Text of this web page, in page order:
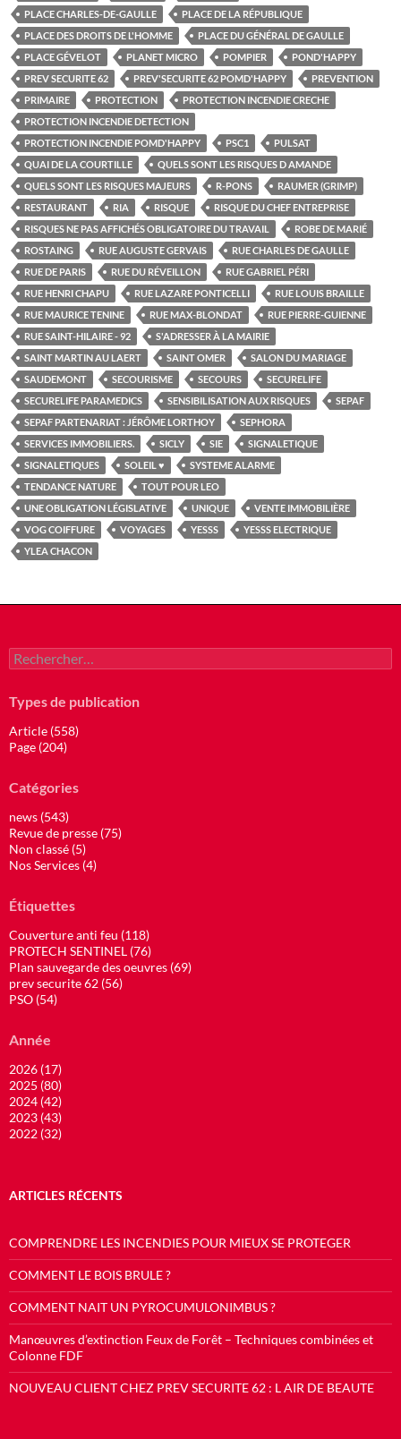
PLACE CHARLES-DE-GAULLE
PLACE DE LA RÉPUBLIQUE
PLACE DES DROITS DE L'HOMME
PLACE DU GÉNÉRAL DE GAULLE
PLACE GÉVELOT
PLANET MICRO POMPIER
POND'HAPPY
PREV SECURITE 62
PREV'SECURITE 62 POMD'HAPPY
PREVENTION
PRIMAIRE
PROTECTION
PROTECTION INCENDIE CRECHE
PROTECTION INCENDIE DETECTION
PROTECTION INCENDIE POMD'HAPPY
PSC1
PULSAT
QUAI DE LA COURTILLE
QUELS SONT LES RISQUES D AMANDE
QUELS SONT LES RISQUES MAJEURS
R-PONS
RAUMER (GRIMP)
RESTAURANT
RIA RISQUE
RISQUE DU CHEF ENTREPRISE
RISQUES NE PAS AFFICHÉS OBLIGATOIRE DU TRAVAIL
ROBE DE MARIÉ
ROSTAING
RUE AUGUSTE GERVAIS
RUE CHARLES DE GAULLE
RUE DE PARIS
RUE DU RÉVEILLON
RUE GABRIEL PÉRI
RUE HENRI CHAPU
RUE LAZARE PONTICELLI
RUE LOUIS BRAILLE
RUE MAURICE TENINE
RUE MAX-BLONDAT
RUE PIERRE-GUIENNE
RUE SAINT-HILAIRE - 92
S'ADRESSER À LA MAIRIE
SAINT MARTIN AU LAERT
SAINT OMER
SALON DU MARIAGE
SAUDEMONT
SECOURISME SECOURS
SECURELIFE
SECURELIFE PARAMEDICS
SENSIBILISATION AUX RISQUES
SEPAF
SEPAF PARTENARIAT : JÉRÔME LORTHOY
SEPHORA
SERVICES IMMOBILIERS.
SICLY SIE
SIGNALETIQUE
SIGNALETIQUES
SOLEIL ♥
SYSTEME ALARME
TENDANCE NATURE
TOUT POUR LEO
UNE OBLIGATION LÉGISLATIVE
UNIQUE
VENTE IMMOBILIÈRE
VOG COIFFURE
VOYAGES YESSS
YESSS ELECTRIQUE
YLEA CHACON
Rechercher :
Types de publication
Article (558)
Page (204)
Catégories
news (543)
Revue de presse (75)
Non classé (5)
Nos Services (4)
Étiquettes
Couverture anti feu (118)
PROTECH SENTINEL (76)
Plan sauvegarde des oeuvres (69)
prev securite 62 (56)
PSO (54)
Année
2026 (17)
2025 (80)
2024 (42)
2023 (43)
2022 (32)
ARTICLES RÉCENTS
COMPRENDRE LES INCENDIES POUR MIEUX SE PROTEGER
COMMENT LE BOIS BRULE ?
COMMENT NAIT UN PYROCUMULONIMBUS ?
Manœuvres d’extinction Feux de Forêt – Techniques combinées et
Colonne FDF
NOUVEAU CLIENT CHEZ PREV SECURITE 62 : L AIR DE BEAUTE